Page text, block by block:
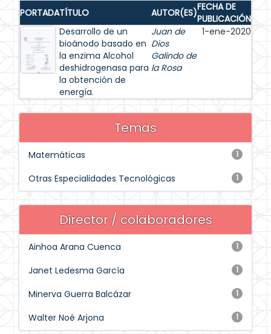
PORTADATÍTULO AUTOR(ES)FECHA DE
PUBLICACIÓN
Desarrollo de un
bioánodo basado en
la enzima Alcohol
deshidrogenasa para
la obtención de
energía.
Juan de
Dios
Galindo de
la Rosa
1-ene-2020
Temas
1
Matemáticas
1
Otras Especialidades Tecnológicas
Director / colaboradores
1
Ainhoa Arana Cuenca
1
Janet Ledesma García
1
Minerva Guerra Balcázar
1
Walter Noé Arjona